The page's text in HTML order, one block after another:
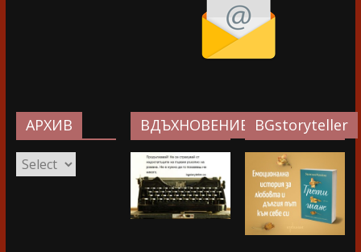
АРХИВ
АРХИВ
ВДЪХНОВЕНИЕ…BGstoryteller